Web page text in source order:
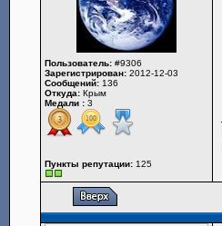
Пользователь: #9306
Зарегистрирован: 2012-12-03
Сообщений: 136
Откуда: Крым
Медали : 3
Пункты репутации: 125